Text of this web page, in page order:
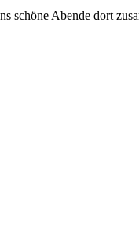
schöne Abende dort